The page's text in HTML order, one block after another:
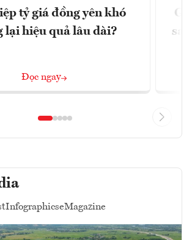
tỷ giá đồng yên khó
lại hiệu quả lâu dài?
Đọc ngay
InfographicseMagazine